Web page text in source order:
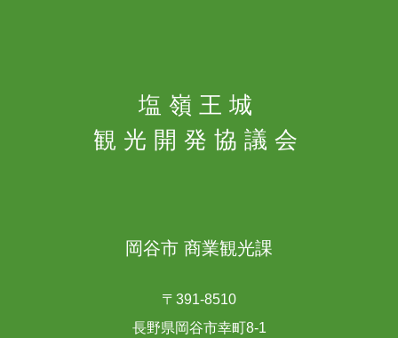
塩嶺王城
観光開発協議会
岡谷市 商業観光課
〒391-8510
長野県岡谷市幸町8-1